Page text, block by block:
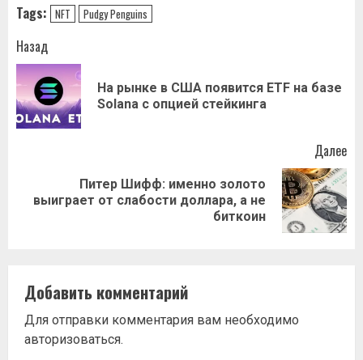
Tags: NFT Pudgу Penguins
Навигация
записи
Назад
На рынке в США появится ETF на базе
Solana с опцией стейкинга
Далее
Следующая
Питер Шифф: именно золото
выиграет от слабости доллара, а не
биткоин
Добавить комментарий
Для отправки комментария вам необходимо
авторизоваться.